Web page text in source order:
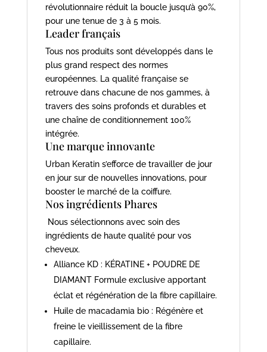
révolutionnaire réduit la boucle jusqu’à 90%,
pour une tenue de 3 à 5 mois.
Leader français
Tous nos produits sont développés dans le
plus grand respect des normes
européennes. La qualité française se
retrouve dans chacune de nos gammes, à
travers des soins profonds et durables et
une chaîne de conditionnement 100%
intégrée.
Une marque innovante
Urban Keratin s’efforce de travailler de jour
en jour sur de nouvelles innovations, pour
booster le marché de la coiffure.
Nos ingrédients Phares
Nous sélectionnons avec soin des
ingrédients de haute qualité pour vos
cheveux.
Alliance KD : KÉRATINE + POUDRE DE
DIAMANT Formule exclusive apportant
éclat et régénération de la fibre capillaire.
Huile de macadamia bio : Régénère et
freine le vieillissement de la fibre
capillaire.